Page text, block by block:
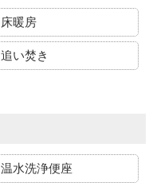
床暖房
追い焚き
温水洗浄便座